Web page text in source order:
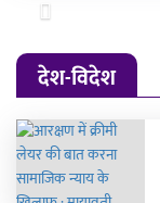
Previous
देश-विदेश